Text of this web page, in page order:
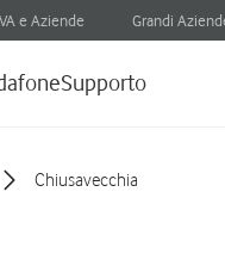
e Aziende Grandi
Supporto
Chiusavecchia